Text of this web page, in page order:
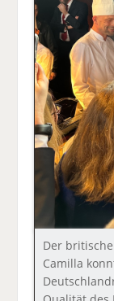
Der
Camilla